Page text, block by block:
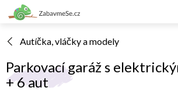
Přejít
na
Autíčka, vláčky a modely
Parkovací garáž s
+ 6 aut